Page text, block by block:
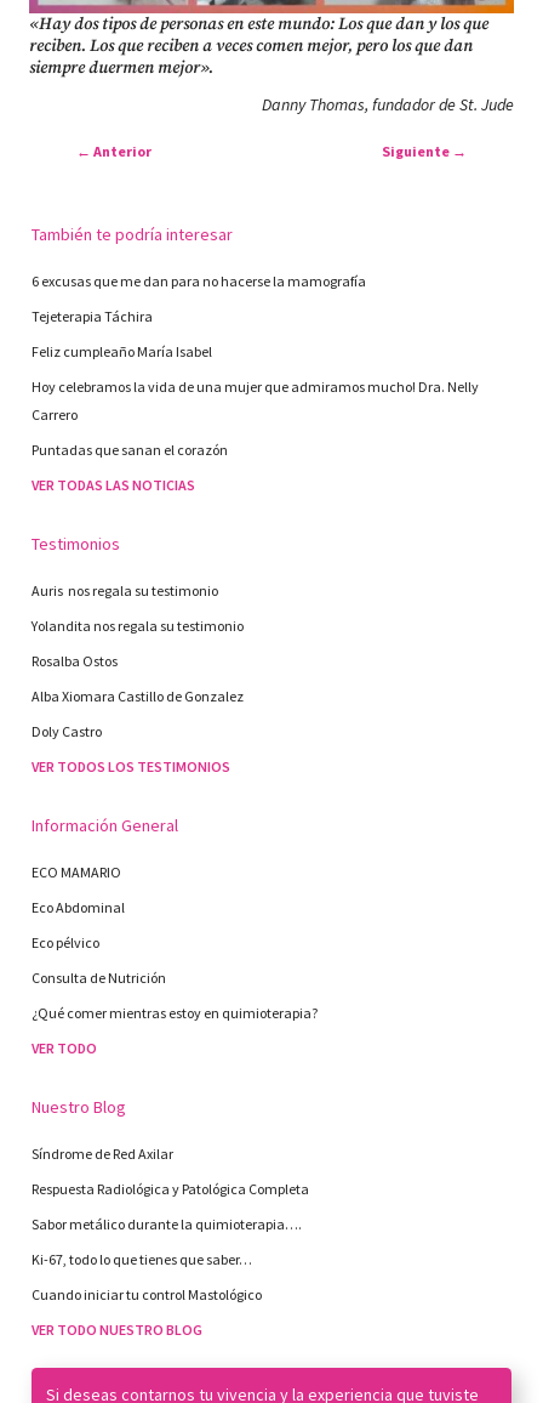
«Hay dos tipos de personas en este mundo: Los que dan y los que
reciben. Los que reciben a veces comen mejor, pero los que dan
siempre duermen mejor».
Danny Thomas, fundador de St. Jude
← Anterior Siguiente →
También te podría interesar
6 excusas que me dan para no hacerse la mamografía
Tejeterapia Táchira
Feliz cumpleaño María Isabel
Hoy celebramos la vida de una mujer que admiramos mucho! Dra. Nelly
Carrero
Puntadas que sanan el corazón
VER TODAS LAS NOTICIAS
Testimonios
Auris nos regala su testimonio
Yolandita nos regala su testimonio
Rosalba Ostos
Alba Xiomara Castillo de Gonzalez
Doly Castro
VER TODOS LOS TESTIMONIOS
Información General
ECO MAMARIO
Eco Abdominal
Eco pélvico
Consulta de Nutrición
¿Qué comer mientras estoy en quimioterapia?
VER TODO
Nuestro Blog
Síndrome de Red Axilar
Respuesta Radiológica y Patológica Completa
Sabor metálico durante la quimioterapia….
Ki-67, todo lo que tienes que saber…
Cuando iniciar tu control Mastológico
VER TODO NUESTRO BLOG
Si deseas contarnos tu vivencia y la experiencia que tuviste